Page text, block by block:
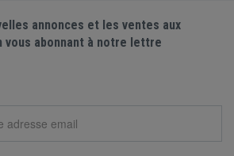
annonces et les ventes aux
vous abonnant à notre lettre